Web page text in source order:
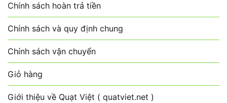
Chính sách hoàn trả tiền
Chính sách và quy định chung
Chính sách vận chuyển
Giỏ hàng
Giới thiệu về Quạt Việt ( quatviet.net )